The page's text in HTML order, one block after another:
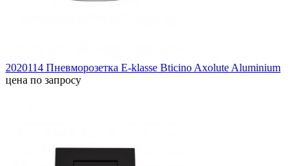
2020114 Пневморозетка E-klasse Bticino Axolute Aluminium
цена по запросу